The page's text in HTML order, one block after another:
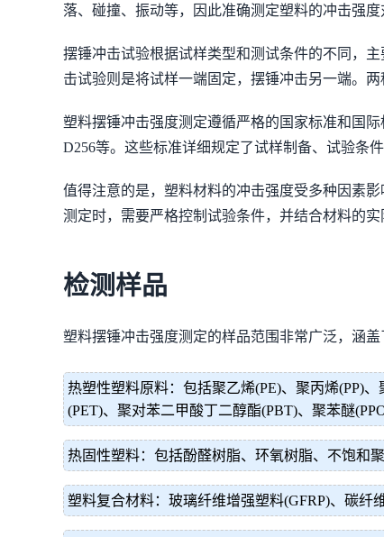
落、碰撞、振动等，因此准确测定塑料的冲击强
摆锤冲击试验根据试样类型和测试条件的不同，
击试验则是将试样一端固定，摆锤冲击另一端。
塑料摆锤冲击强度测定遵循严格的国家标准和国
D256等。这些标准详细规定了试样制备、试验条
值得注意的是，塑料材料的冲击强度受多种因素
测定时，需要严格控制试验条件，并结合材料的实
检测样品
塑料摆锤冲击强度测定的样品范围非常广泛，涵
热塑性塑料原料：包括聚乙烯(PE)、聚丙烯(PP)
(PET)、聚对苯二甲酸丁二醇酯(PBT)、聚苯醚
热固性塑料：包括酚醛树脂、环氧树脂、不饱和
塑料复合材料：玻璃纤维增强塑料(GFRP)、碳纤